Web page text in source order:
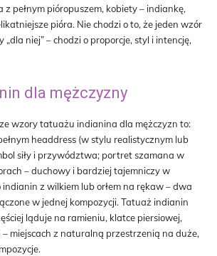
pełnym pióropuszem, kobiety – indiankę,
pióra. Nie chodzi o to, że jeden wzór
„dla niej” – chodzi o proporcje, styl i intencję,
dla mężczyzny
wzory tatuażu indianina dla mężczyzn to:
headdress (w stylu realistycznym lub
siły i przywództwa; portret szamana w
– duchowy i bardziej tajemniczy w
z wilkiem lub orłem na rękaw – dwa
w jednej kompozycji. Tatuaż indianin
ląduje na ramieniu, klatce piersiowej,
miejscach z naturalną przestrzenią na duże,